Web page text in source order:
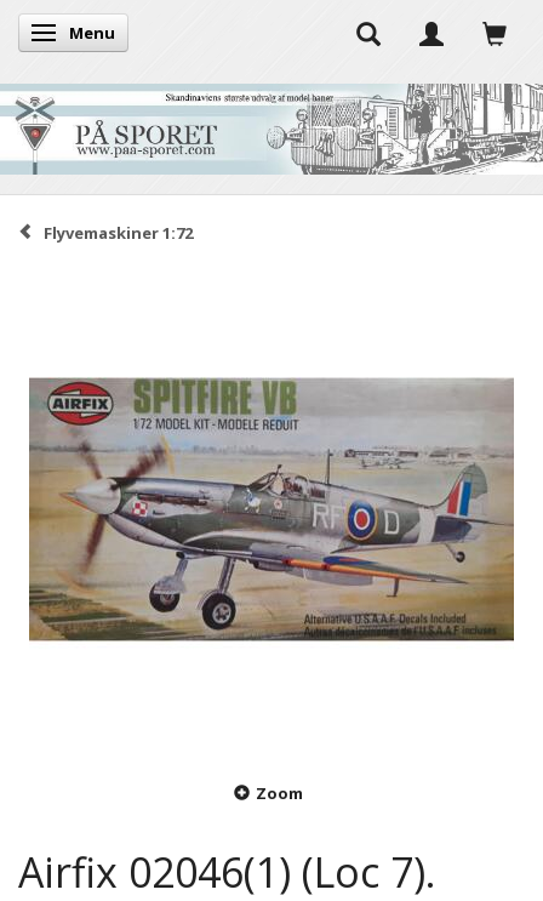
Skifte navigation
Menu
Flyvemaskiner 1:72
Zoom
Airfix 02046(1) (Loc 7).